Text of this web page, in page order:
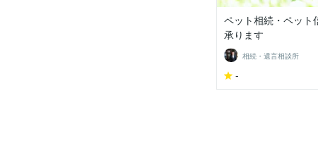
ペット相続・ペット
承ります
相続・遺言相談所
-